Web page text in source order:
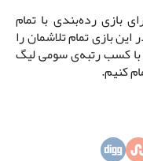
بازی رده‌بندی با تمام
بازی تمام تلاشمان را
با کسب رتبه‌ی سومی لیگ
کنیم.